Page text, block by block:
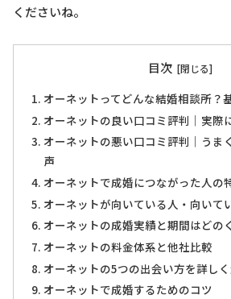
くださいね。
目次
オーネットってどんな結婚相談所？
オーネットの良い口コミ評判｜実際
オーネットの悪い口コミ評判｜うま
声
オーネットで成婚につながった人の
オーネットが向いている人・向いて
オーネットの成婚実績と期間はどの
オーネットの料金体系と他社比較
オーネットの5つの出会い方を詳し
オーネットで成婚するためのコツ